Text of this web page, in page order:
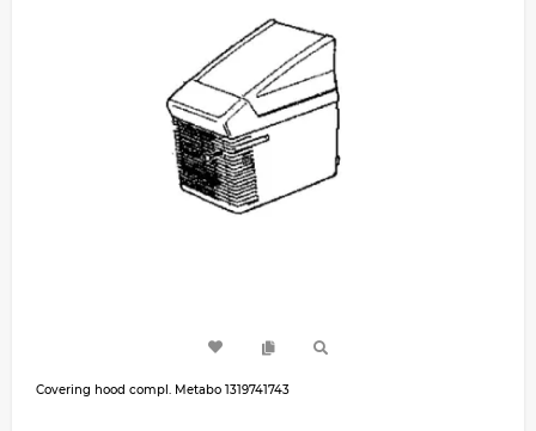
Covering hood compl. Metabo 1319741743